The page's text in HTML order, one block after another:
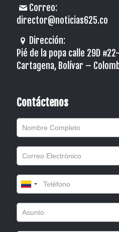
Correo:
director@noticias625.co
Dirección:
Pié de la popa calle 29D
Cartagena, Bolívar –
Contáctenos